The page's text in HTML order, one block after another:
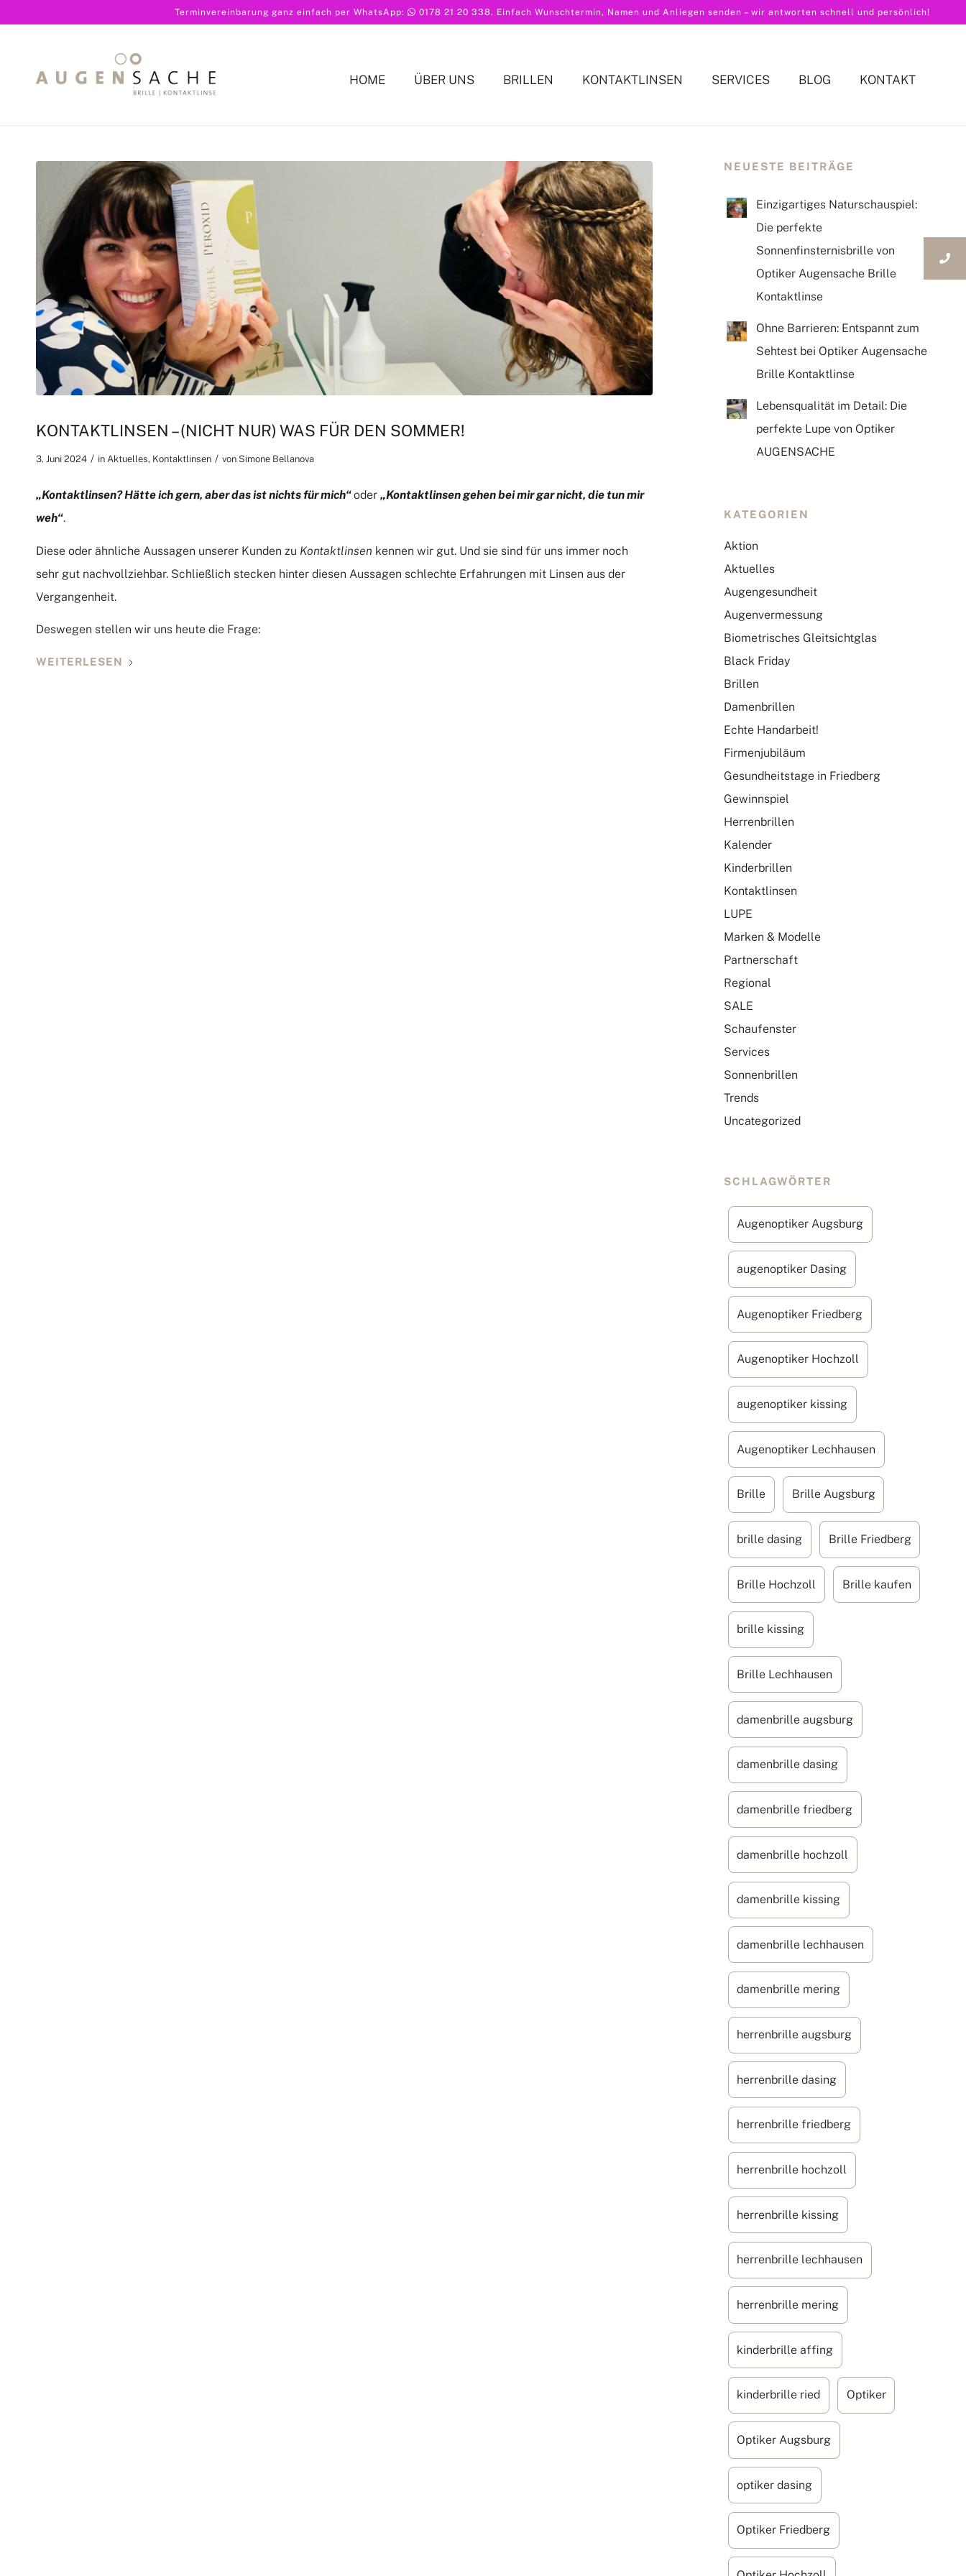
Terminvereinbarung ganz einfach per WhatsApp: 0178 21 20 338. Einfach Wunschtermin, Namen und Anliegen senden – wir antworten schnell und persönlich!
HOME ÜBER UNS BRILLEN KONTAKTLINSEN SERVICES BLOG KONTAKT
KONTAKTLINSEN – (NICHT NUR) WAS FÜR DEN SOMMER!
3. Juni 2024 / in Aktuelles, Kontaktlinsen / von Simone Bellanova
„Kontaktlinsen? Hätte ich gern, aber das ist nichts für mich“oder „Kontaktlinsen gehen bei mir gar nicht, die tun mir
weh“.
Diese oder ähnliche Aussagen unserer Kunden zu Kontaktlinsen kennen wir gut. Und sie sind für uns immer noch
sehr gut nachvollziehbar. Schließlich stecken hinter diesen Aussagen schlechte Erfahrungen mit Linsen aus der
Vergangenheit.
Deswegen stellen wir uns heute die Frage:
WEITERLESEN
NEUESTE BEITRÄGE
Einzigartiges Naturschauspiel:
Die perfekte
Sonnenfinsternisbrille von
Optiker Augensache Brille
Kontaktlinse
Ohne Barrieren: Entspannt zum
Sehtest bei Optiker Augensache
Brille Kontaktlinse
Lebensqualität im Detail: Die
perfekte Lupe von Optiker
AUGENSACHE
KATEGORIEN
Aktion
Aktuelles
Augengesundheit
Augenvermessung
Biometrisches Gleitsichtglas
Black Friday
Brillen
Damenbrillen
Echte Handarbeit!
Firmenjubiläum
Gesundheitstage in Friedberg
Gewinnspiel
Herrenbrillen
Kalender
Kinderbrillen
Kontaktlinsen
LUPE
Marken & Modelle
Partnerschaft
Regional
SALE
Schaufenster
Services
Sonnenbrillen
Trends
Uncategorized
SCHLAGWÖRTER
Augenoptiker Augsburg
augenoptiker Dasing
Augenoptiker Friedberg
Augenoptiker Hochzoll
augenoptiker kissing
Augenoptiker Lechhausen
Brille Brille Augsburg
brille dasing Brille Friedberg
Brille Hochzoll Brille kaufen
brille kissing
Brille Lechhausen
damenbrille augsburg
damenbrille dasing
damenbrille friedberg
damenbrille hochzoll
damenbrille kissing
damenbrille lechhausen
damenbrille mering
herrenbrille augsburg
herrenbrille dasing
herrenbrille friedberg
herrenbrille hochzoll
herrenbrille kissing
herrenbrille lechhausen
herrenbrille mering
kinderbrille affing
kinderbrille ried Optiker
Optiker Augsburg
optiker dasing
Optiker Friedberg